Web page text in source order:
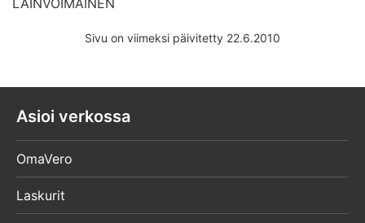
Sivu on viimeksi päivitetty 22.6.2010
Asioi verkossa
OmaVero
Laskurit